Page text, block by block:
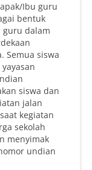
Ibu guru
bentuk
guru dalam
Semua siswa
siswa dan
jalan
kegiatan
sekolah
menyimak
undian